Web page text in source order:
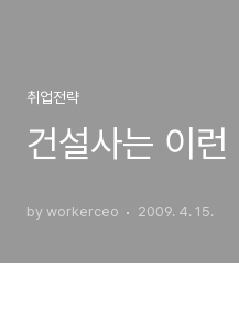
취업전략
건설사는 이
by workerceo 2009. 4. 15.